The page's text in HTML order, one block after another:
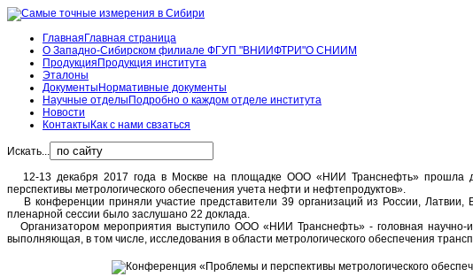
Главная Главная страница
О Западно-Сибирском филиале ФГУП "ВНИИФТРИ"О СНИИМ
Продукция Продукция института
Эталоны
Документы Нормативные документы
Научные отделы Подробно о каждом отделе института
Новости
Контакты Как с нами свзаться
Искать...
12-13 декабря 2017 года в Москве на площадке ООО «НИИ Транснефть» прошла
перспективы метрологического обеспечения учета нефти и нефтепродуктов».
В конференции приняли участие представители 39 организаций из России, Латвии,
пленарной сессии было заслушано 22 доклада.
Организатором мероприятия выступило ООО «НИИ Транснефть» - головная научно-
выполняющая, в том числе, исследования в области метрологического обеспечения